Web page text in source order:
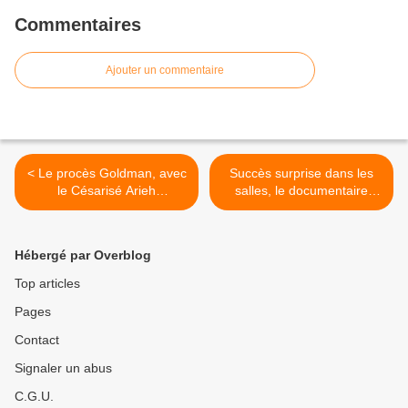
Commentaires
Ajouter un commentaire
< Le procès Goldman, avec
le Césarisé Arieh
Worthalter, ce mercredi soir
Succès surprise dans les
salles, le documentaire
chrétien Sacré-Coeur
Hébergé par Overblog
Top articles
Pages
Contact
Signaler un abus
C.G.U.